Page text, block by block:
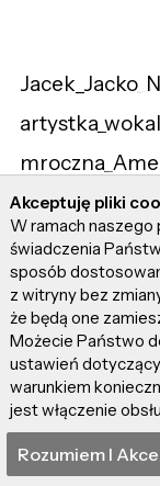
Jared_Leto
Gong_Yoo
Yakuza
trębacz
Akceptuję pliki
W ramach
świadczenia
sposób
z witryny bez
że będą one
Możecie Państwo
ustawień
warunkiem
jest włączenie
Rozumiem I